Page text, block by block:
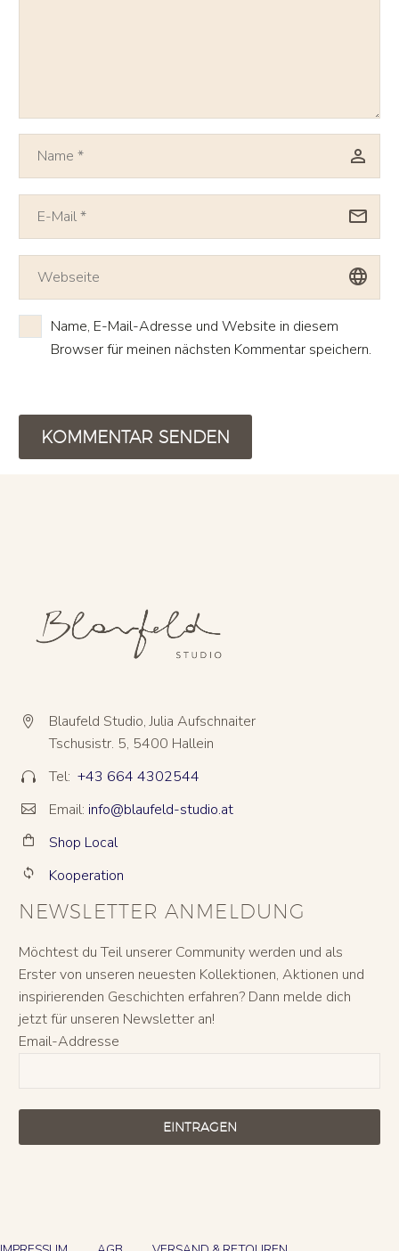
Name, E-Mail-Adresse und Website in diesem
Browser für meinen nächsten Kommentar speichern.
KOMMENTAR SENDEN


Blaufeld Studio, Julia Aufschnaiter
Tschusistr. 5, 5400 Hallein

 Tel: +43 664 4302544

 Email: info@blaufeld-studio.at

 Shop Local

 Kooperation
NEWSLETTER ANMELDUNG
Möchtest du Teil unserer Community werden und als
Erster von unseren neuesten Kollektionen, Aktionen und
inspirierenden Geschichten erfahren? Dann melde dich
jetzt für unseren Newsletter an!
Email-Addresse
EINTRAGEN